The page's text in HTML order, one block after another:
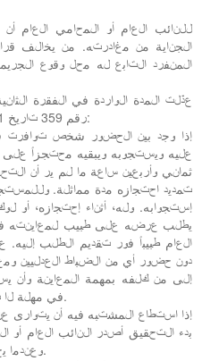
للنائب العام أو المحامي العام
الجناية من مغادرته. من يخالف
المنفرد التابع له محل وقوع
رقم 359 تاريخ 16/8/2001على الشكل التالي:
إذا وجد بين الحضور شخص توافرت
عليه ويستجوبه ويبقيه محتجزاً
ثماني وأربعين ساعة ما لم ير أن
تمديد احتجازه مدة مماثلة.
إستجوابه. وله، أثناء إحتجازه، أو
يطلب عرضه على طبيب لمعاينته
العام طبيباً فور تقديم الطلب
دون حضور أي من الضباط العدليين
إلى من كلفه بمهمة المعاينة
في مهلة لا تتجاوز الأربع والعشرين ساعة.
إذا استطاع المشتبه فيه أن يتوارى
بدء التحقيق أصدر النائب العام أو
وعندما يحضر أمامه يستجوبه في الحال.